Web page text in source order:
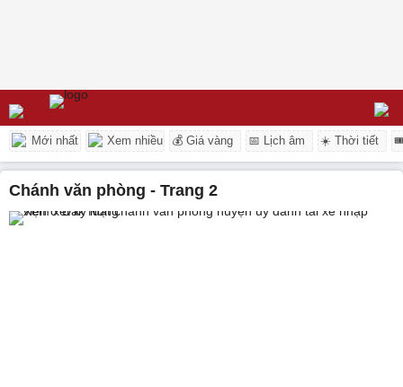
Mới nhất Xem nhiều 💰 Giá vàng 📅 Lịch âm ☀️ Thời tiết
chánh văn phòng - Trang 2